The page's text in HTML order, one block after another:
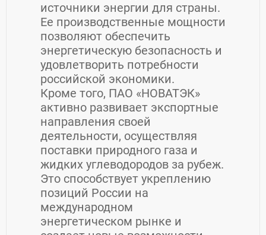
источники энергии для страны.
Ее производственные мощности
позволяют обеспечить
энергетическую безопасность и
удовлетворить потребности
российской экономики.
Кроме того, ПАО «НОВАТЭК»
активно развивает экспортные
направления своей
деятельности, осуществляя
поставки природного газа и
жидких углеводородов за рубеж.
Это способствует укреплению
позиций России на
международном
энергетическом рынке и